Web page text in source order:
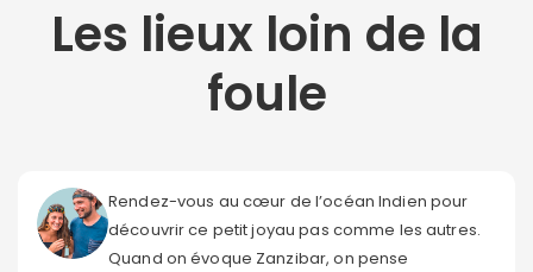
Les lieux loin de la
foule
Rendez-vous au cœur de l’océan Indien pour
découvrir ce petit joyau pas comme les autres.
Quand on évoque Zanzibar, on pense